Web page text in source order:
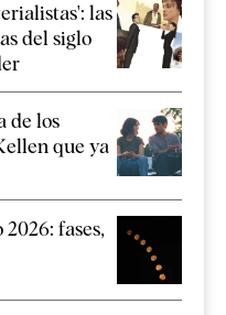
las
del siglo
de los
que ya
fases,